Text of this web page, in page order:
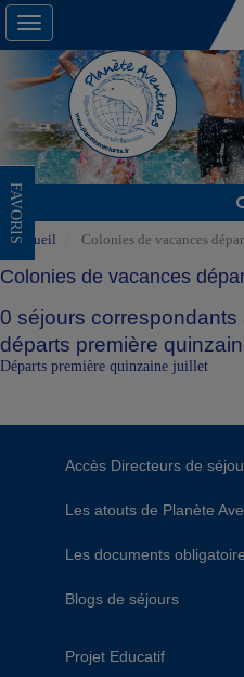
Toggle
navigation
FAVORIS
Accueil Colonies de vacances
Colonies de vacances
0 séjours
départs première
Départs première quinzaine juillet
Accès Directeurs de
Les atouts de Planète
Les documents
Blogs de séjours
Projet Educatif